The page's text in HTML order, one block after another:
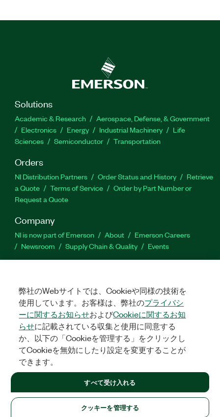
Solutions
Academic & Research
Aerospace, Defense, & Government
Electronics
Energy Industrial Machinery
Life
Sciences
Semiconductor Transportation
Orders
NI Distribution Partners Order Status and History
Retrieve
a Quote
Terms of Service
Order by Part Number or
Request a Quote
Company
NI is now part of Emerson About
Emerson Careers
Newsroom
Supply Chain & Quality Events
Activate a Product
Submit a Service Request
Site
Feedback
Facebook
TwitterLinkedIn
United States (English)
LEGAL|IMPRINT|PRIVACY|クッキーを管理する
©2026NATIONAL INSTRUMENTS CORP. ALL RIGHTS RESERVED.
弊社のWebサイトでは、Cookieや同様の技術を
使用しています。お客様は、弊社のプライバシ
ーに関するお知らせおよびCookieに関するお知
らせに記載されている収集と使用に同意する
か、以下の「Cookieを管理する」をクリックし
てCookieを無効にしたり設定を変更することが
できます。
クッキーを管理する
すべて受け入れる